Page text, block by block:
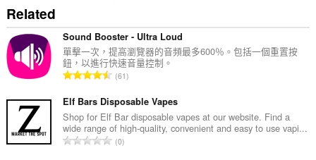
Related
Sound Booster - Ultra Loud
單擊一次，提高瀏覽器的音頻最多600％。包括一個重置按
鈕，以進行快速音量控制。
評
的
總
次
數
61
Elf Bars Disposable Vapes
Shop for Elf Bar disposable vapes at our website. Find a
wide range of high-quality, convenient and easy to use vapi...
評
0